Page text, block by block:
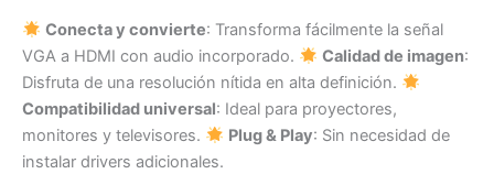
Conecta y convierte: Transforma fácilmente la señal
VGA a HDMI con audio incorporado.
Calidad de imagen:
Disfruta de una resolución nítida en alta definición.
Compatibilidad universal: Ideal para proyectores,
monitores y televisores.
Plug & Play: Sin necesidad de
instalar drivers adicionales.